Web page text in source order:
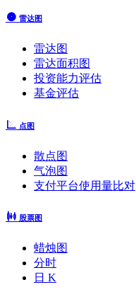
雷达图
雷达图
雷达面积图
投资能力评估
基金评估
点图
散点图
气泡图
支付平台使用量比对
股票图
蜡烛图
分时
日 K